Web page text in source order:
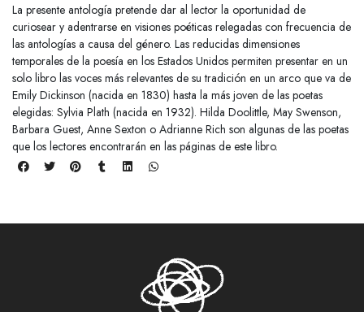
La presente antología pretende dar al lector la oportunidad de
curiosear y adentrarse en visiones poéticas relegadas con frecuencia de
las antologías a causa del género. Las reducidas dimensiones
temporales de la poesía en los Estados Unidos permiten presentar en un
solo libro las voces más relevantes de su tradición en un arco que va de
Emily Dickinson (nacida en 1830) hasta la más joven de las poetas
elegidas: Sylvia Plath (nacida en 1932). Hilda Doolittle, May Swenson,
Barbara Guest, Anne Sexton o Adrianne Rich son algunas de las poetas
que los lectores encontrarán en las páginas de este libro.